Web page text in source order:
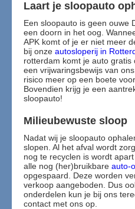
Laart je sloopauto
Een sloopauto is geen ouwe
een doorn in het oog.
APK komt of je er niet meer
bij onze autosloperij in
rotterdam komt je auto
een vrijwaringsbewijs van
risico meer op een boete
Bovendien krijg je een
sloopauto!
Milieubewuste sloop
Nadat wij je sloopauto
slopen. Al het afval wordt
nog te recyclen is wordt
alle nog (her)bruikbare auto-
opgespaard. Deze worden
verkoop aangeboden. Dus
onderdelen kun je bij ons
contact met ons op.